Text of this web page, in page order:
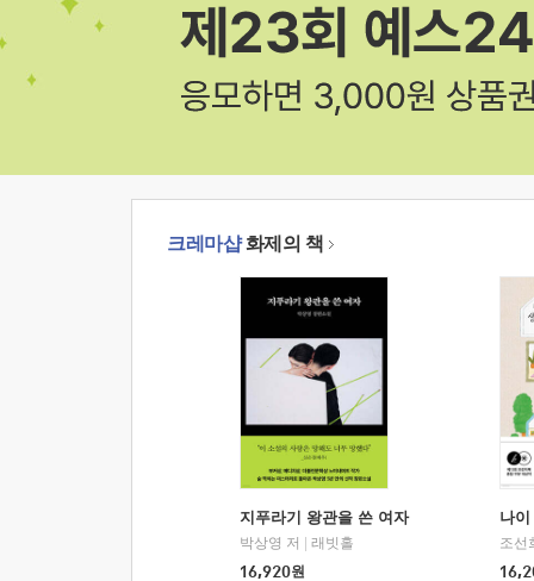
크레마샵화제의 책
지푸라기 왕관을 쓴 여자
박상영 저
래빗홀
16,920원
나
조선